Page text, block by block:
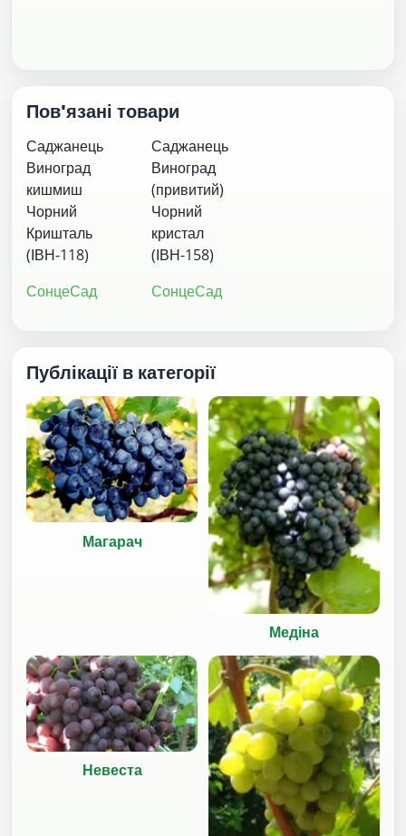
Пов'язані товари
Саджанець
Виноград
кишмиш
Чорний
Кришталь
(ІВН-118)
СонцеСад
Саджанець
Виноград
(привитий)
Чорний
кристал
(ІВН-158)
СонцеСад
Публікації в категорії
Магарач
Медіна
Невеста